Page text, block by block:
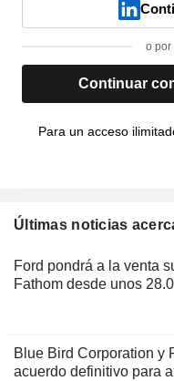
o por
Continuar
Para un acceso
Últimas noticias
Ford pondrá a la venta
Fathom desde unos
Blue Bird Corporation y
acuerdo definitivo para